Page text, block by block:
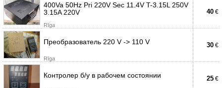
400Va 50Hz Pri 220V Sec 11.4V T-3.15L 250V
3.15A 220V
Rīga
40 €
Преобразователь 220 V -> 110 V
Rīga
30 €
Контролер б/у в рабочем состоянии 25 €